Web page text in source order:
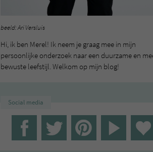
beeld: Ari Versluis
Hi, ik ben Merel! Ik neem je graag mee in mijn
persoonlijke onderzoek naar een duurzame en
bewuste leefstijl. Welkom op mijn blog!
Social media